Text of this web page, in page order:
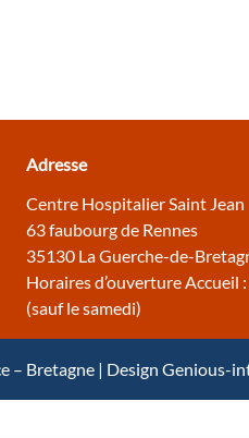
Adresse
Centre Hospitalier Saint Jean
63 faubourg de Rennes
35130 La Guerche-de-
Horaires d’ouverture Accueil :
(sauf le samedi)
– Bretagne | Design Genious-